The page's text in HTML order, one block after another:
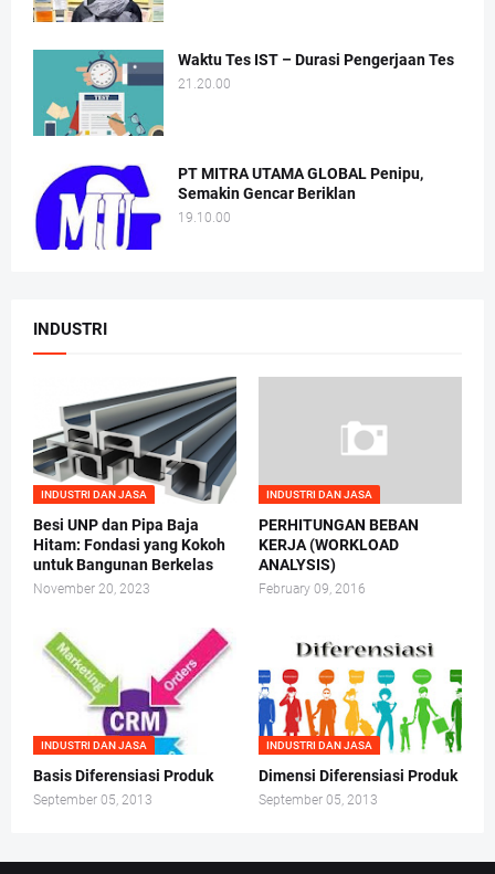
Waktu Tes IST – Durasi Pengerjaan Tes
21.20.00
PT MITRA UTAMA GLOBAL Penipu,
Semakin Gencar Beriklan
19.10.00
INDUSTRI
INDUSTRI DAN JASA
Besi UNP dan Pipa Baja
Hitam: Fondasi yang Kokoh
untuk Bangunan Berkelas
November 20, 2023
INDUSTRI DAN JASA
PERHITUNGAN BEBAN
KERJA (WORKLOAD
ANALYSIS)
February 09, 2016
INDUSTRI DAN JASA
Basis Diferensiasi Produk
September 05, 2013
INDUSTRI DAN JASA
Dimensi Diferensiasi Produk
September 05, 2013